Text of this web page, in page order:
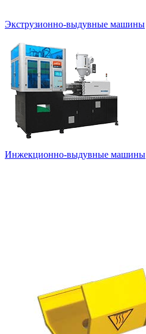
Экструзионно-выдувные машины
Инжекционно-выдувные машины